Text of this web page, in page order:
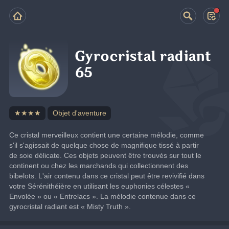
Gyrocristal radiant
65
★★★★ Objet d'aventure
Ce cristal merveilleux contient une certaine mélodie, comme
s'il s'agissait de quelque chose de magnifique tissé à partir
de soie délicate. Ces objets peuvent être trouvés sur tout le
continent ou chez les marchands qui collectionnent des
bibelots. L'air contenu dans ce cristal peut être revivifié dans
votre Sérénithéière en utilisant les euphonies célestes «
Envolée » ou « Entrelacs ». La mélodie contenue dans ce
gyrocristal radiant est « Misty Truth ».